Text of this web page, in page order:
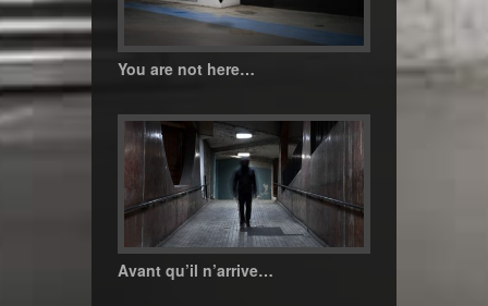
You are not here…
Avant qu’il n’arrive…